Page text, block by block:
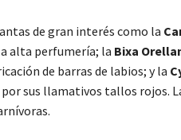
de gran interés como la
alta perfumería; la Bixa
de barras de labios; y la
por sus llamativos tallos rojos.